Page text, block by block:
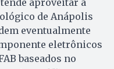
aproveitar a
de Anápolis
eventualmente
eletrônicos
baseados no